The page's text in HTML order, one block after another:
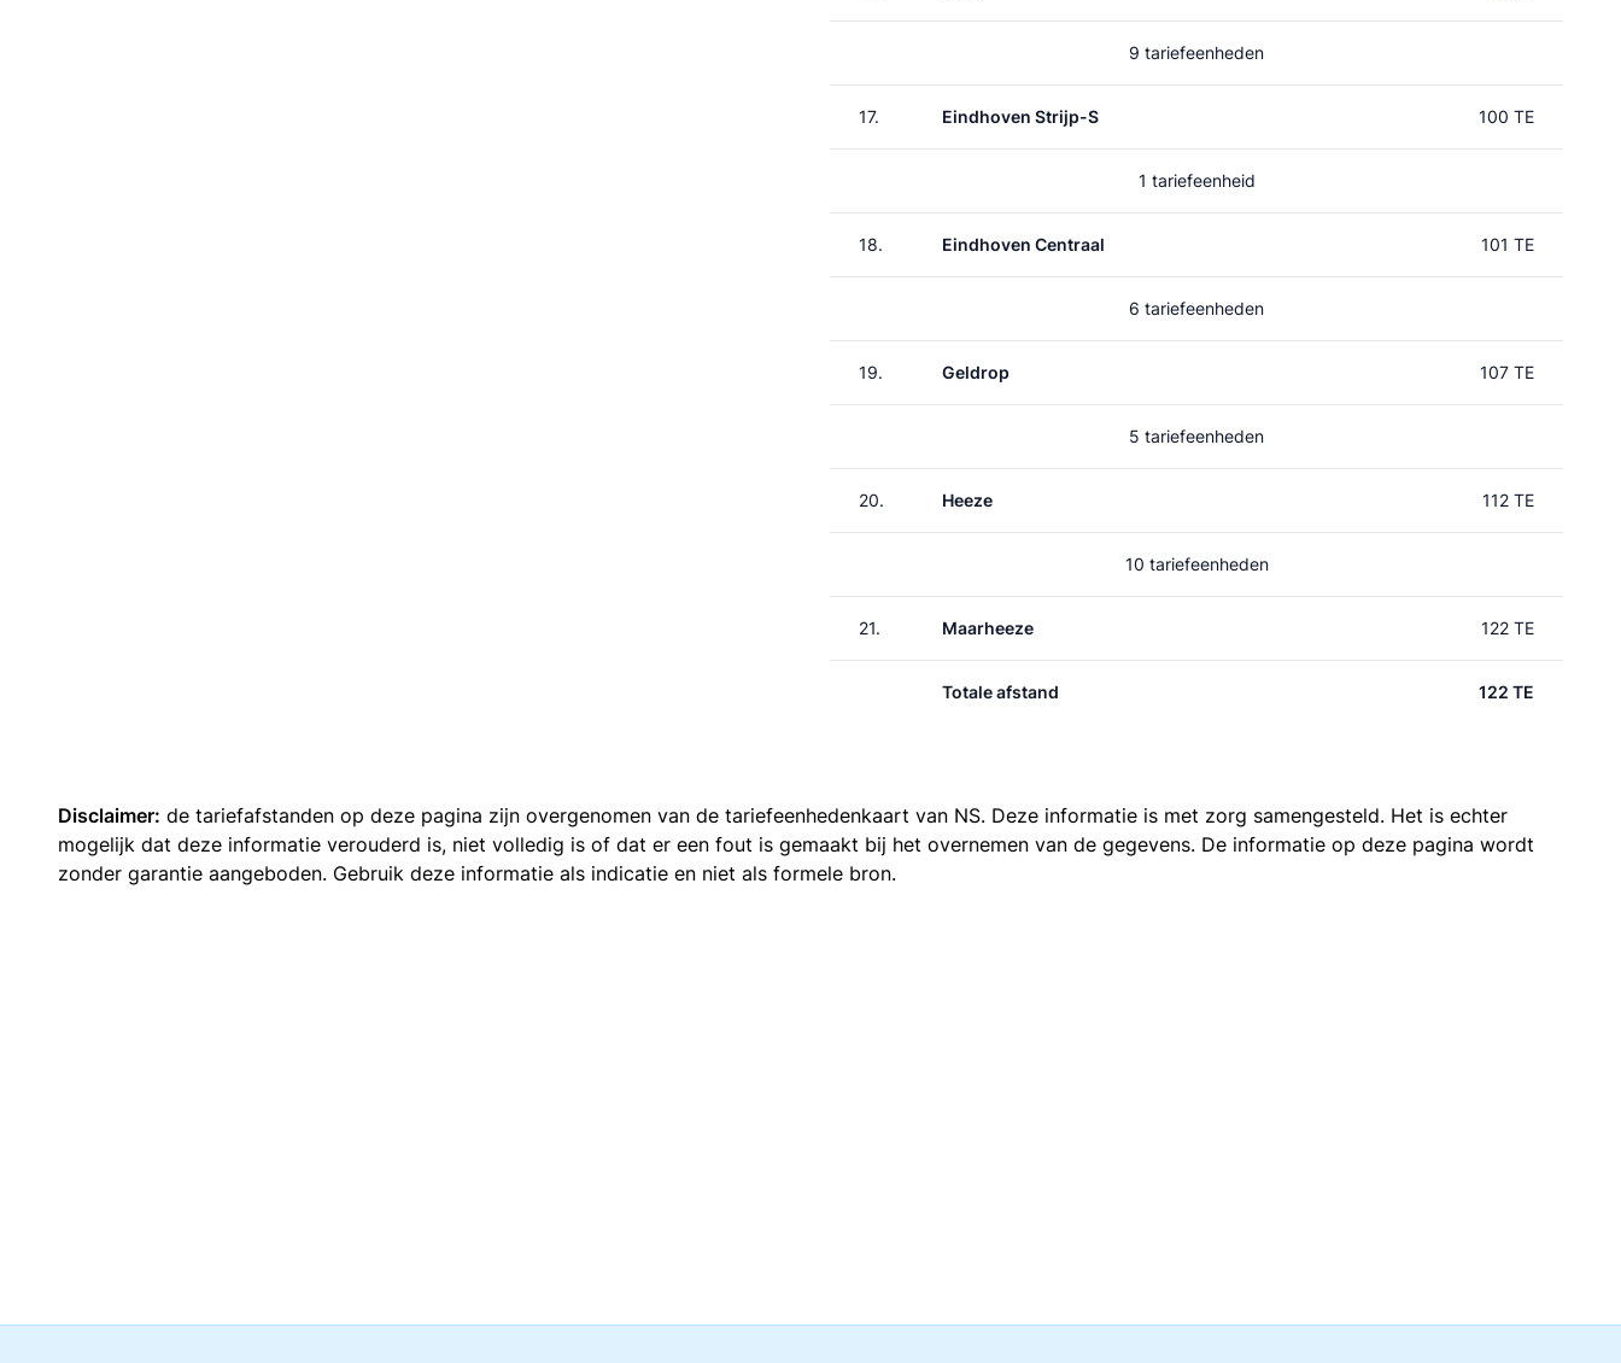
9 tariefeenheden
17. Eindhoven Strijp-S 100 TE
1 tariefeenheid
18. Eindhoven Centraal 101 TE
6 tariefeenheden
19. Geldrop 107 TE
5 tariefeenheden
20. Heeze 112 TE
10 tariefeenheden
21. Maarheeze 122 TE
Totale afstand 122 TE
Disclaimer: de tariefafstanden op deze pagina zijn overgenomen van de tariefeenhedenkaart van NS. Deze informatie is met zorg samengesteld. Het is echter
mogelijk dat deze informatie verouderd is, niet volledig is of dat er een fout is gemaakt bij het overnemen van de gegevens. De informatie op deze pagina wordt
zonder garantie aangeboden. Gebruik deze informatie als indicatie en niet als formele bron.